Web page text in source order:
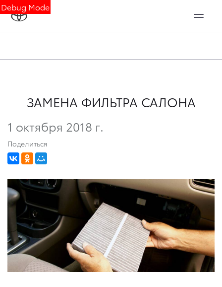
Debug Mode
ЗАМЕНА ФИЛЬТРА САЛОНА
1 октября 2018 г.
Поделиться